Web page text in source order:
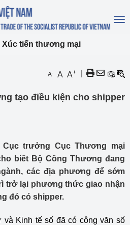
Xúc tiến thương mại
A- A A+
tạo điều kiện cho shipper
Cục trưởng Cục Thương mại
biết Bộ Công Thương đang
các địa phương để sớm
trở lại phương thức giao nhận
đó có shipper.
Kinh tế số đã có công văn số